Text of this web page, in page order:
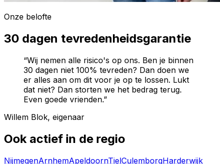
Onze belofte
30 dagen tevredenheidsgarantie
“Wij nemen alle risico's op ons. Ben je binnen
30 dagen niet 100% tevreden? Dan doen we
er alles aan om dit voor je op te lossen. Lukt
dat niet? Dan storten we het bedrag terug.
Even goede vrienden.”
Willem Blok, eigenaar
Ook actief in de regio
NijmegenArnhemApeldoornTielCulemborgHarderwijk